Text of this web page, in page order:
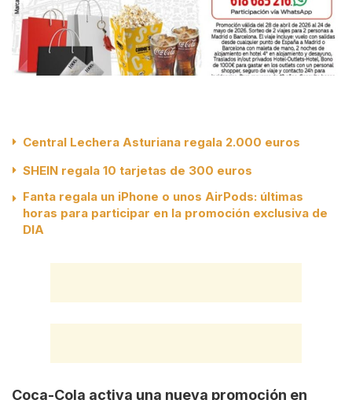
Central Lechera Asturiana regala 2.000 euros
SHEIN regala 10 tarjetas de 300 euros
Fanta regala un iPhone o unos AirPods: últimas
horas para participar en la promoción exclusiva de
DIA
Coca-Cola activa una nueva promoción en